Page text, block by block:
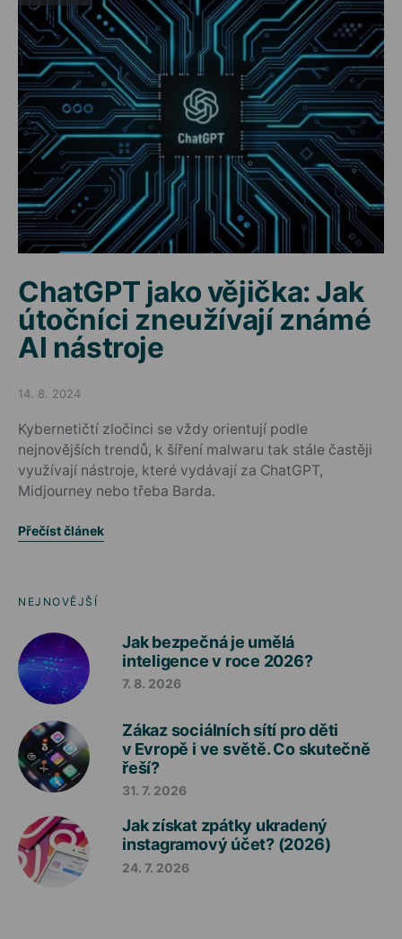
ChatGPT jako vějička: Jak
útočníci zneužívají známé
AI nástroje
Posted on
14. 8. 2024
Kybernetičtí zločinci se vždy orientují podle
nejnovějších trendů, k šíření malwaru tak stále častěji
využívají nástroje, které vydávají za ChatGPT,
Midjourney nebo třeba Barda.
Přečíst článek
NEJNOVĚJŠÍ
Jak bezpečná je umělá
inteligence v roce 2026?
7. 8. 2026
Zákaz sociálních sítí pro děti
v Evropě i ve světě. Co skutečně
řeší?
31. 7. 2026
Jak získat zpátky ukradený
instagramový účet? (2026)
24. 7. 2026